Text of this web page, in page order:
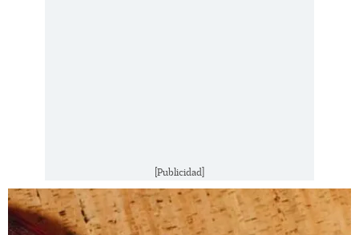
[Publicidad]